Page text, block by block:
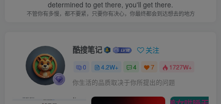
determined to get there, you'll get there.
不管你有多慢，都不要紧，只要你有决心，你最终都会到达想去的地方
酷搜笔记 关注
0 4.2W+ 4 7 1727W+
你生活的品质取决于你所提出的问题